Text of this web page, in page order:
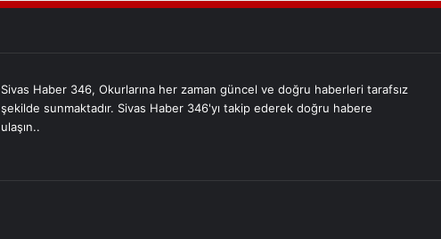
Sivas Haber 346, Okurlarına her zaman güncel ve doğru haberleri tarafsız
şekilde sunmaktadır. Sivas Haber 346'yı takip ederek doğru habere
ulaşın..